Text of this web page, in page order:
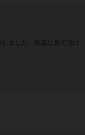
ました。気楽に見て頂け